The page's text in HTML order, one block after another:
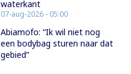
waterkant
07-aug-2026 - 05:00
Abiamofo: “Ik wil niet nog
een bodybag sturen naar dat
gebied”